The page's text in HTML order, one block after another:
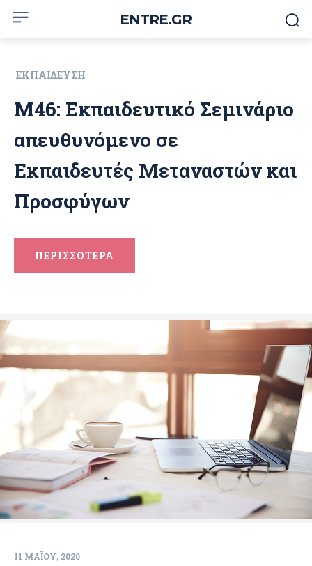
ENTRE.GR
ΕΚΠΑΊΔΕΥΣΗ
Μ46: Εκπαιδευτικό Σεμινάριο
απευθυνόμενο σε
Εκπαιδευτές Μεταναστών και
Προσφύγων
ΠΕΡΙΣΣΟΤΕΡΑ
11 ΜΑΪ́ΟΥ, 2020